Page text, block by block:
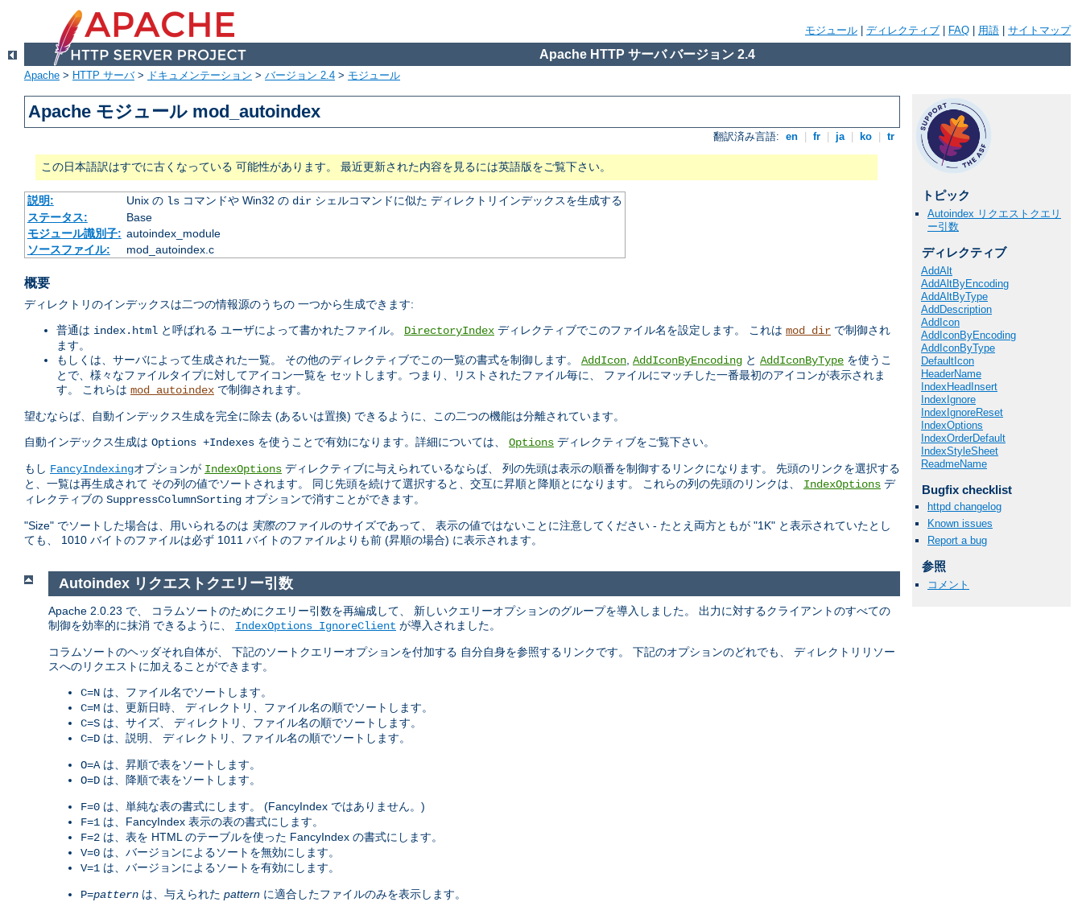
モジュール ディレクティブ FAQ 用語 サイトマップ
Apache HTTP サーバ バージョン 2.4
Apache > HTTP サーバ> ドキュメンテーション > バージョン 2.4 > モジュール
Apache モジュール mod_autoindex
翻訳済み言語: en fr ja ko tr
この日本語訳はすでに古くなっている 可能性があります。 最近更新された内容を見るには英語版をご覧下さい。
説明: Unix の lsコマンドや Win32 の dirシェルコマンドに似た ディレクトリインデックスを生成する
ステータス:
Base
モジュール識別子: autoindex_module
ソースファイル:
mod_autoindex.c
概要
ディレクトリのインデックスは二つの情報源のうちの 一つから生成できます:
普通は index.html と呼ばれる ユーザによって書かれたファイル。 DirectoryIndex ディレクティブでこのファイル名を設定します。 これは mod_dir で制御され
ます。
もしくは、サーバによって生成された一覧。 その他のディレクティブでこの一覧の書式を制御します。 AddIcon, AddIconByEncoding と AddIconByType を使うこ
とで、様々なファイルタイプに対してアイコン一覧を セットします。つまり、リストされたファイル毎に、 ファイルにマッチした一番最初のアイコンが表示されま
す。 これらは mod_autoindex で制御されます。
望むならば、自動インデックス生成を完全に除去 (あるいは置換) できるように、この二つの機能は分離されています。
自動インデックス生成は Options +Indexes を使うことで有効になります。詳細については、 Options ディレクティブをご覧下さい。
もし FancyIndexingオプションが IndexOptions ディレクティブに与えられているならば、 列の先頭は表示の順番を制御するリンクになります。 先頭のリンクを選択する
と、一覧は再生成されて その列の値でソートされます。 同じ先頭を続けて選択すると、交互に昇順と降順とになります。 これらの列の先頭のリンクは、 IndexOptions デ
ィレクティブの SuppressColumnSorting オプションで消すことができます。
"Size" でソートした場合は、用いられるのは 実際のファイルのサイズであって、 表示の値ではないことに注意してください - たとえ両方ともが "1K" と表示されていたとし
ても、 1010 バイトのファイルは必ず 1011 バイトのファイルよりも前 (昇順の場合) に表示されます。
トピック
Autoindex リクエストクエリ
ー引数
ディレクティブ
AddAlt
AddAltByEncoding
AddAltByType
AddDescription
AddIcon
AddIconByEncoding
AddIconByType
DefaultIcon
HeaderName
IndexHeadInsert
IndexIgnore
IndexIgnoreReset
IndexOptions
IndexOrderDefault
IndexStyleSheet
ReadmeName
Bugfix checklist
httpd changelog
Known issues
Report a bug
参照
コメント
Autoindex リクエストクエリー引数
Apache 2.0.23 で、 コラムソートのためにクエリー引数を再編成して、 新しいクエリーオプションのグループを導入しました。 出力に対するクライアントのすべての
制御を効率的に抹消 できるように、 IndexOptions IgnoreClient が導入されました。
コラムソートのヘッダそれ自体が、 下記のソートクエリーオプションを付加する 自分自身を参照するリンクです。 下記のオプションのどれでも、 ディレクトリリソー
スへのリクエストに加えることができます。
C=N は、ファイル名でソートします。
C=M は、更新日時、 ディレクトリ、ファイル名の順でソートします。
C=S は、サイズ、 ディレクトリ、ファイル名の順でソートします。
C=D は、説明、 ディレクトリ、ファイル名の順でソートします。
O=A は、昇順で表をソートします。
O=D は、降順で表をソートします。
F=0 は、単純な表の書式にします。 (FancyIndex ではありません。)
F=1 は、FancyIndex 表示の表の書式にします。
F=2 は、表を HTML のテーブルを使った FancyIndex の書式にします。
V=0 は、バージョンによるソートを無効にします。
V=1 は、バージョンによるソートを有効にします。
P=pattern は、与えられた pattern に適合したファイルのみを表示します。